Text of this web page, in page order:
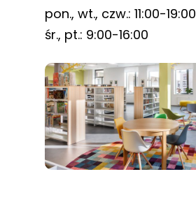
pon., wt., czw.: 11:00-19:00
śr., pt.: 9:00-16:00